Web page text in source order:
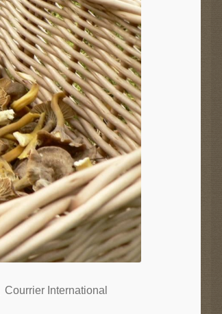
Courrier International